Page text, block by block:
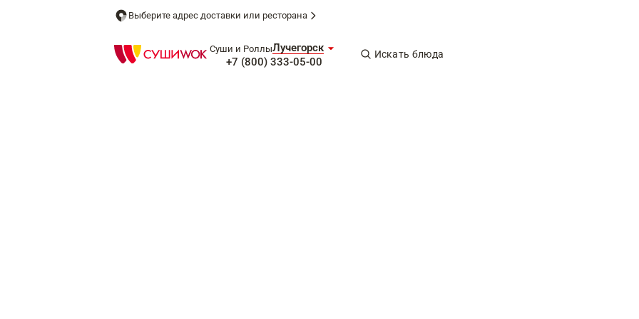
Выберите адрес доставки или ресторана
Суши и РоллыЛучегорск
+7 (800) 333-05-00
Искать блюда